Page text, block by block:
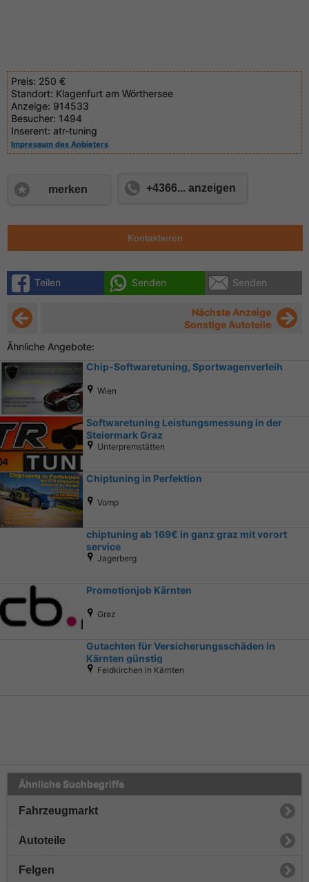
Preis: 250 €
Standort: Klagenfurt am Wörthersee
Anzeige: 914533
Besucher: 1494
Inserent: atr-tuning
Impressum des Anbieters
merken +4366... anzeigen
Kontaktieren
Teilen Senden Senden
Nächste Anzeige
Sonstige Autoteile
Ähnliche Angebote:
Chip-Softwaretuning, Sportwagenverleih
Wien
Softwaretuning Leistungsmessung in der
Steiermark Graz
Unterpremstätten
Chiptuning in Perfektion
Vomp
chiptuning ab 169€ in ganz graz mit vorort
service
Jagerberg
Promotionjob Kärnten
Graz
Gutachten für Versicherungsschäden in
Kärnten günstig
Feldkirchen in Kärnten
Ähnliche Suchbegriffe
Fahrzeugmarkt
Autoteile
Felgen